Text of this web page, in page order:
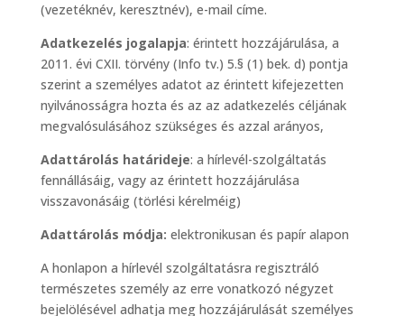
(vezetéknév, keresztnév), e-mail címe.
Adatkezelés jogalapja: érintett hozzájárulása, a
2011. évi CXII. törvény (Info tv.) 5.§ (1) bek. d) pontja
szerint a személyes adatot az érintett kifejezetten
nyilvánosságra hozta és az az adatkezelés céljának
megvalósulásához szükséges és azzal arányos,
Adattárolás határideje: a hírlevél-szolgáltatás
fennállásáig, vagy az érintett hozzájárulása
visszavonásáig (törlési kérelméig)
Adattárolás módja: elektronikusan és papír alapon
A honlapon a hírlevél szolgáltatásra regisztráló
természetes személy az erre vonatkozó négyzet
bejelölésével adhatja meg hozzájárulását személyes